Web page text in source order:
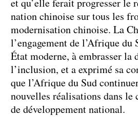
et qu’elle ferait progresser le
nation chinoise sur tous les
modernisation chinoise. La
l’engagement de l’Afrique du
État moderne, à embrasser la
l’inclusion, et a exprimé sa
que l’Afrique du Sud
nouvelles réalisations dans le
de développement national.